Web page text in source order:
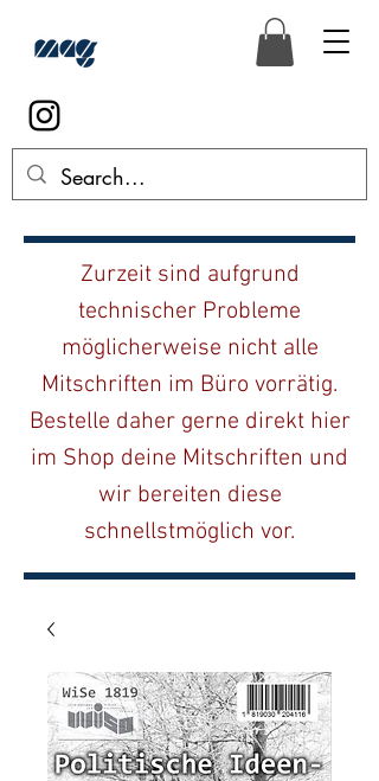
Zurzeit sind aufgrund
technischer Probleme
möglicherweise nicht alle
Mitschriften im Büro vorrätig.
Bestelle daher gerne direkt hier
im Shop deine Mitschriften und
wir bereiten diese
schnellstmöglich vor.